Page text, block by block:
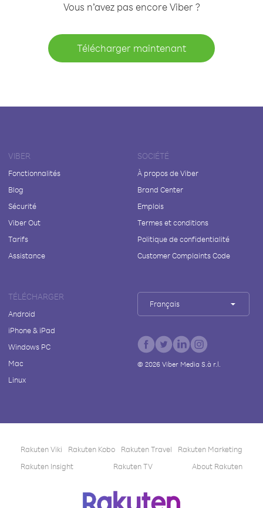
Vous n’avez pas encore Viber ?
Télécharger maintenant
VIBER
Fonctionnalités
Blog
Sécurité
Viber Out
Tarifs
Assistance
SOCIÉTÉ
À propos de Viber
Brand Center
Emplois
Termes et conditions
Politique de confidentialité
Customer Complaints Code
TÉLÉCHARGER
Android
iPhone & iPad
Windows PC
Mac
Linux
Français
© 2026Viber Media S.à r.l.
Rakuten Viki Rakuten Kobo Rakuten Travel
Rakuten Marketing
Rakuten Insight
Rakuten TV About Rakuten